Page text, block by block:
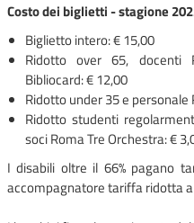
Costo dei biglietti - stagione
Biglietto intero: € 15,00
Ridotto over 65, docenti
Bibliocard: € 12,00
Ridotto under 35 e personale
Ridotto studenti
soci Roma Tre Orchestra: €
I disabili oltre il 66% pagano
accompagnatore tariffa ridotta a